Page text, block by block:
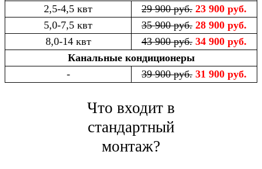
2,5-4,5 квт 29 900 руб. 23 900 руб.
5,0-7,5 квт
35 900 руб. 28 900 руб.
8,0-14 квт
43 900 руб. 34 900 руб.
Канальные кондиционеры
-
39 900 руб. 31 900 руб.
Что входит в
стандартный
монтаж?